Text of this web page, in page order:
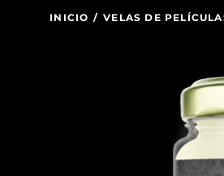
INICIO / VELAS DE